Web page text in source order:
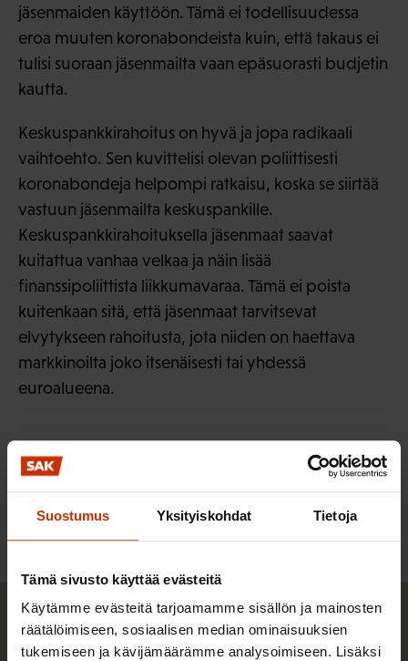
Suostumus Yksityiskohdat Tietoja
Tämä sivusto käyttää evästeitä
Käytämme evästeitä tarjoamamme sisällön ja mainosten
räätälöimiseen, sosiaalisen median ominaisuuksien
tukemiseen ja kävijämäärämme analysoimiseen. Lisäksi
jäsenmaiden käyttöön. Tämä ei todellisuudessa
eroa muuten koronabondeista kuin, että takaus ei
tulisi suoraan jäsenmailta vaan epäsuorasti budjetin
kautta.
Keskuspankkirahoitus on hyvä ja jopa radikaali
vaihtoehto. Sen kuvittelisi olevan poliittisesti
koronabondeja helpompi ratkaisu, koska se siirtää
vastuun jäsenmailta keskuspankille.
Keskuspankkirahoituksella jäsenmaat saavat
kuitattua vanhaa velkaa ja näin lisää
finanssipoliittista liikkumavaraa. Tämä ei poista
kuitenkaan sitä, että jäsenmaat tarvitsevat
elvytykseen rahoitusta, jota niiden on haettava
markkinoilta joko itsenäisesti tai yhdessä
euroalueena.
LÖYDÄ LISÄÄ TÄMÄNKALTAISTA SISÄLTÖÄ: